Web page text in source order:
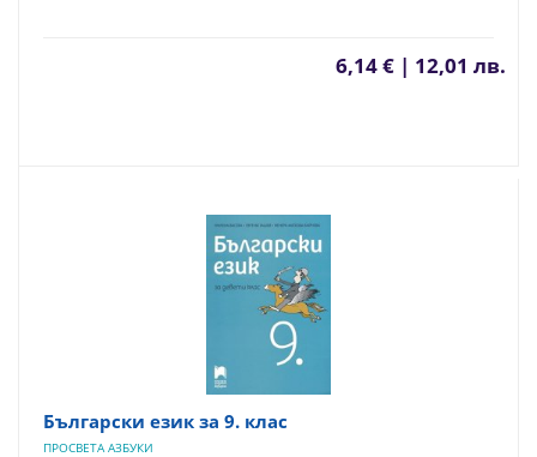
6,14 € | 12,01 лв.
Български език за 9. клас
ПРОСВЕТА АЗБУКИ